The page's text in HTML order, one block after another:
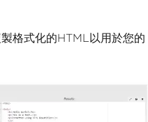
格式化的HTML以用於您的